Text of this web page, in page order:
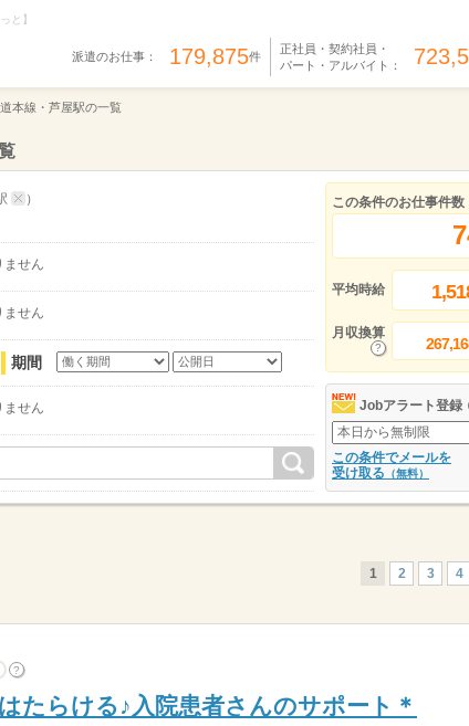
と】
派遣のお仕事： 179,875件
正社員・契約社員・
パート・アルバイト：
本線・芦屋駅の一覧
）
ません
ません
期間
ません
この条件のお仕事件数
平均時給
月収換算
Jobアラート登録
この条件でメールを
受け取る （無料）
1 2 3 4
?
たらける♪入院患者さんのサポート＊